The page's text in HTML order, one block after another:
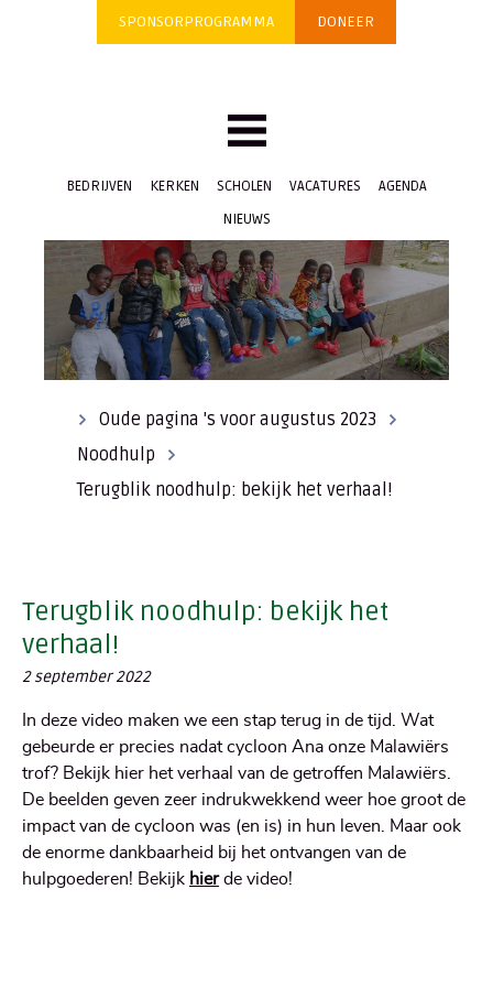
SPONSORPROGRAMMA DONEER
BEDRIJVEN KERKEN SCHOLEN VACATURES
AGENDA
NIEUWS
Oude pagina 's voor augustus 2023
Noodhulp
Terugblik noodhulp: bekijk het verhaal!
Terugblik noodhulp: bekijk het
verhaal!
2 september 2022
In deze video maken we een stap terug in de tijd. Wat
gebeurde er precies nadat cycloon Ana onze Malawiërs
trof? Bekijk hier het verhaal van de getroffen Malawiërs.
De beelden geven zeer indrukwekkend weer hoe groot de
impact van de cycloon was (en is) in hun leven. Maar ook
de enorme dankbaarheid bij het ontvangen van de
hulpgoederen! Bekijk hier de video!